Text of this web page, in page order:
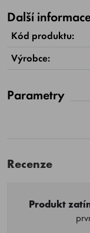
Další
Kód produktu:
Výrobce:
Parametry
Recenze
Produkt